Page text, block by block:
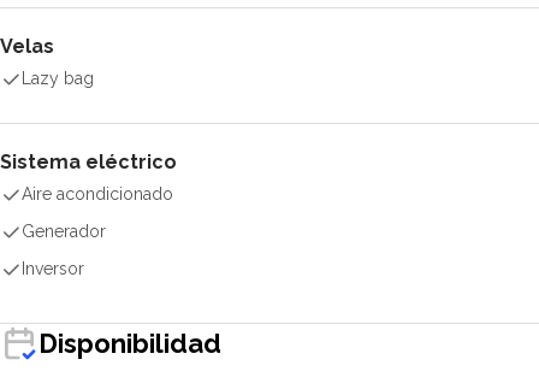
Velas
Lazy bag
Sistema eléctrico
Aire acondicionado
Generador
Inversor
Disponibilidad